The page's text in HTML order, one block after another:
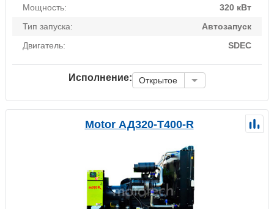
Мощность:
320 кВт
Тип запуска:
Автозапуск
Двигатель:
SDEC
Исполнение: Открытое
Motor АД320-Т400-R